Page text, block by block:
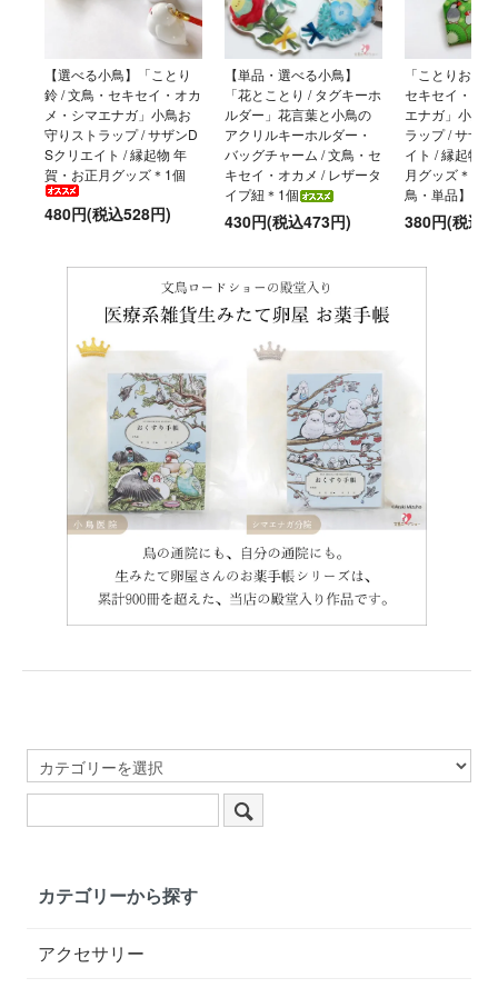
【選べる小鳥】「ことり
鈴 / 文鳥・セキセイ・オカ
メ・シマエナガ」小鳥お
守りストラップ / サザンD
Sクリエイト / 縁起物 年
賀・お正月グッズ＊1個
480円(税込528円)
【単品・選べる小鳥】
「花とことり / タグキーホ
ルダー」花言葉と小鳥の
アクリルキーホルダー・
バッグチャーム / 文鳥・セ
キセイ・オカメ / レザータ
イプ紐＊1個
430円(税込473円)
「ことりおま
セキセイ・オ
エナガ」小鳥
ラップ / サザ
イト / 縁起物
月グッズ＊【
鳥・単品】
380円(税込
カテゴリーから探す
アクセサリー